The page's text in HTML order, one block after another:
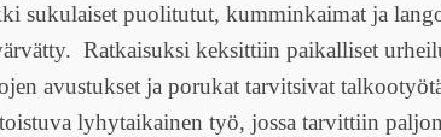
sukulaiset puolitutut, kumminkaimat ja
Ratkaisuksi keksittiin paikalliset
avustukset ja porukat tarvitsivat
lyhytaikainen työ, jossa tarvittiin